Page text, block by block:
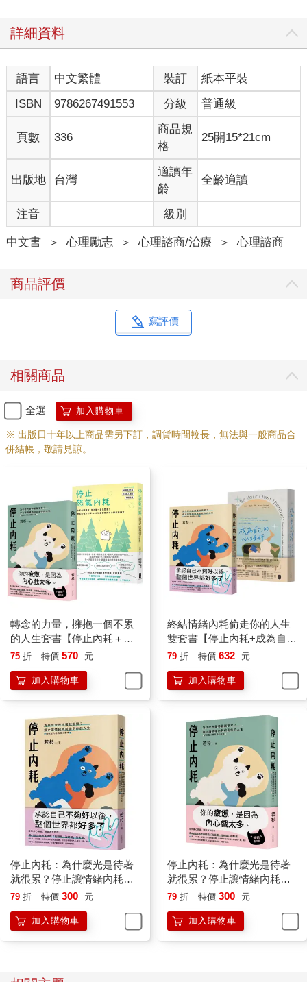
電梯上的數字，不知做何反應。於是，從下電梯的那一刻，她就
交際。就這樣，珊珊一邊害怕主管對自己的看法，一邊對自己的
行為感到懊惱，時間就這樣過了一個上午。
中午，同事小李約她一起吃飯，她想到自己正在減肥，就說：
「我今天帶午餐了，就不和你一起吃了。」話是說出去了，可是
珊珊吃著自製的沙拉，滿腦子想的是小李會不會覺得她不合群，
人家上個月去泰國旅行，還特地帶了一條好看的圍巾送給她，這
好不容易下班了，珊珊看一眼小孩的家長群組，一個家長指責她
幫小孩報了一個質優價廉的夏令營，也不跟大家說一聲。珊珊覺
得憋屈，想懟回去，又擔心別人說她素質低，想了想，便忍了下
來。
這是珊珊的一天，看似什麼都沒做，內心卻已是萬馬奔騰，上演
了一齣又一齣的內心戲。從這角度的話，珊珊覺得自己很辛苦，
便是必然的了。
02／
答得戰戰兢兢，生怕想了很久的回答有哪個字或是哪個詞說錯
了。同事莫名取笑你，你覺得委屈又憤怒，想站起來反擊，又怕
訴對方不喜歡，但是顧慮到對方的一番心意……
總之，你把太多想說的話和想做的事放在心裡，因為找不到出口
內心累積，然後反過來傷害自己。人們為什麼會每天上演一齣又
一出的內心戲，你又是如何成為內心戲的主角呢？
第一，總想為別人的情緒負責。
想到曾有個案說：「我的身上好像插上了一根根的管子，這些管
子用來感知別人的情緒。誰生氣了、誰的情緒不好，我都能察覺
到，所以，我說話、做事總是小心翼翼的，害怕哪句話說重了，
哪件事做得不妥當，傷到了誰。」
你或許不至於小心到去感知所有人的情緒，但大概也會有過這樣
的擔心，害怕拒絕朋友而傷了朋友的感情，害怕表達對禮物的不
喜歡而傷害伴侶。其實，這些都是在為別人的情緒負責。
第二，怕被拒絕。
你大概有過這樣的經歷，明明只是請對方幫忙拿一杯水或者請路
人幫忙拍一張照片，但總是開不了口，自己心裡很清楚，這些都
不出口的原因是害怕拒絕。
總有那麼一些要求就在嘴邊，總有那麼一些不滿埋在心裡，但還
是害怕萬一說出口，對方拒絕自己怎麼辦？一齣被拒絕的內心戲
習慣演內心戲的人，總會在心裡悄悄預想，如果真的表達了不同
意見，萬一對方不高興，真的吵起來，我要怎麼辦？
這些人的內心有一個根深蒂固的觀念，只要表達不同意見，就面
臨著不可收場的結局，這種觀念可能跟原生家庭有關。例如我遇
過一位個案，他曾經因為想去同學家裡玩而拒絕了父親提出的全
家一起出遊的提議，然後父親憤怒地把桌子掀了，這傳遞了一個
訊息給他，他覺得自己一旦表達不同意見或觀點，就會發生類似
的事情。他的內心戲總是會變成恐怖片，很多話自然不敢說出
03／
我們應該如何拯救愛演內心戲的自己呢？
對於這樣的人，我想送兩個字──信任。所謂信任，既包括信任自
層面：
詳細資料
語言 中文繁體 裝訂
紙本平裝
ISBN
9786267491553 分級 普通級
頁數 336
商品規
格
25開15*21cm
出版地 台灣
適讀年
齡
全齡適讀
注音 級別
中文書 ＞ 心理勵志 ＞ 心理諮商/治療 ＞ 心理諮商
商品評價
寫評價
相關商品
全選 加入購物車
※ 出版日十年以上商品需另下訂，調貨時間較長，無法與一般商品合
併結帳，敬請見諒。
轉念的力量，擁抱一個不累
的人生套書【停止內耗＋停
止怒氣內耗】
75 折 特價 570 元
加入購物車
終結情緒內耗偷走你的人生
雙套書【停止內耗+成為自己
的心理師】
79 折 特價 632 元
加入購物車
停止內耗：為什麼光是待著
就很累？停止讓情緒內耗偷
走你的人生【內耗型人格自
79 折 特價 300 元
加入購物車
停止內耗：為什麼光是待著
就很累？停止讓情緒內耗偷
走你的人生【內耗型人格自
79 折 特價 300 元
加入購物車